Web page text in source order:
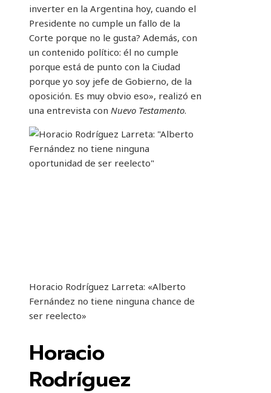
inverter en la Argentina hoy, cuando el
Presidente no cumple un fallo de la
Corte porque no le gusta? Además, con
un contenido político: él no cumple
porque está de punto con la Ciudad
porque yo soy jefe de Gobierno, de la
oposición. Es muy obvio eso», realizó en
una entrevista con Nuevo Testamento.
Horacio Rodríguez Larreta: «Alberto
Fernández no tiene ninguna chance de
ser reelecto»
Horacio
Rodríguez